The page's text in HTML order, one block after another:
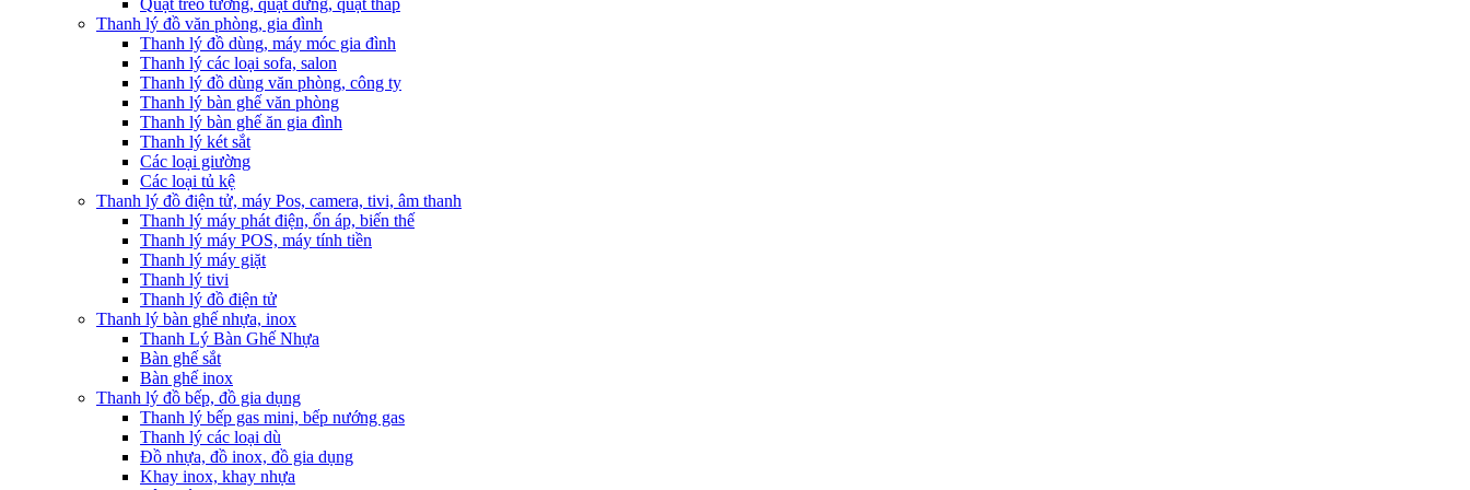
Quạt treo tường, quạt đứng, quạt tháp
Thanh lý đồ văn phòng, gia đình
Thanh lý đồ dùng, máy móc gia đình
Thanh lý các loại sofa, salon
Thanh lý đồ dùng văn phòng, công ty
Thanh lý bàn ghế văn phòng
Thanh lý bàn ghế ăn gia đình
Thanh lý két sắt
Các loại giường
Các loại tủ kệ
Thanh lý đồ điện tử, máy Pos, camera, tivi, âm thanh
Thanh lý máy phát điện, ổn áp, biến thế
Thanh lý máy POS, máy tính tiền
Thanh lý máy giặt
Thanh lý tivi
Thanh lý đồ điện tử
Thanh lý bàn ghế nhựa, inox
Thanh Lý Bàn Ghế Nhựa
Bàn ghế sắt
Bàn ghế inox
Thanh lý đồ bếp, đồ gia dụng
Thanh lý bếp gas mini, bếp nướng gas
Thanh lý các loại dù
Đồ nhựa, đồ inox, đồ gia dụng
Khay inox, khay nhựa